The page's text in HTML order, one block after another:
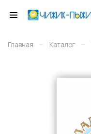
Главная – Каталог –